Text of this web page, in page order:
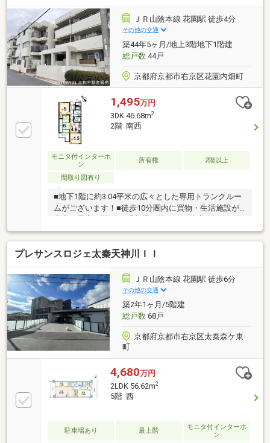
ＪＲ山陰本線 花園駅 徒歩4分
その他の交通
築44年5ヶ月/地上3階地下1階建
総戸数44戸
京都府京都市右京区花園内畑町
1,495万円
3DK 46.68m2
2階 南西
モニタ付インターホ
ン
所有権 2階以上
間取り図有り
■地下1階に約3.04平米の広々とした専用トランクルー
ムがございます！■徒歩10分圏内に買物・生活施設が
充実！最寄り駅のJR「花園」駅までは徒歩4分の距
離！■「ライフ太秦店」まで徒歩4分 「ファミリーマ
ート太秦森ケ東町店」まで徒歩5分 「ダックス右京
太秦東店」まで徒歩5分 「京都ならびがおか病院」
まで徒歩6分 「京都太秦一ノ井郵便局」まで徒歩9分
☆ お問合せは 【 0120-038-021 】 まで ☆☆ 詳
細情報をお求めの方は、「資料請求（無料）」をクリ
ック！ ☆※トランクルーム（附属建物）利用料：月額
290円（地下1階部分約3.04平米）
プレサンスロジェ太秦天神川ＩＩ
ＪＲ山陰本線 花園駅 徒歩6分
その他の交通
築2年1ヶ月/5階建
総戸数68戸
京都府京都市右京区太秦森ケ東
町
4,680万円
2LDK 56.62m2
5階 西
駐車場あり 最上階
モニタ付インターホ
ン